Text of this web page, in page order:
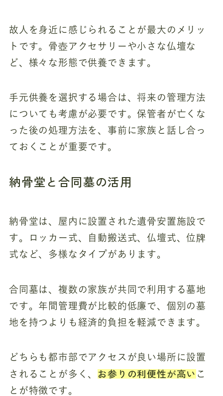
故人を身近に感じられることが最大のメリッ
トです。骨壺アクセサリーや小さな仏壇な
ど、様々な形態で供養できます。
手元供養を選択する場合は、将来の管理方法
についても考慮が必要です。保管者が亡くな
った後の処理方法を、事前に家族と話し合っ
ておくことが重要です。
納骨堂と合同墓の活用
納骨堂は、屋内に設置された遺骨安置施設で
す。ロッカー式、自動搬送式、仏壇式、位牌
式など、多様なタイプがあります。
合同墓は、複数の家族が共同で利用する墓地
です。年間管理費が比較的低廉で、個別の墓
地を持つよりも経済的負担を軽減できます。
どちらも都市部でアクセスが良い場所に設置
されることが多く、 お参りの利便性が高いこ
とが特徴です。